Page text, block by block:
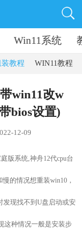
Win11系统
装教程 WIN11教程
win11改w
bios设置)
12-09
版系统,神舟12代cpu台
的情况想重装win10，
发现找不到U盘启动或安
这种情况一般是安装步